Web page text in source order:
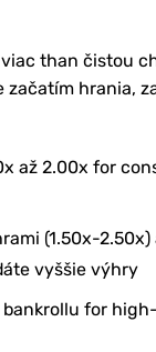
than čistou
hrania,
až 2.00x for
(1.50x-
vyššie výhry
for